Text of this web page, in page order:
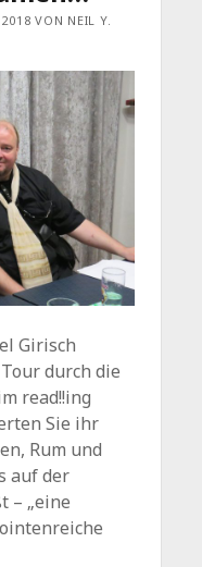
VON NEIL Y.
Girisch
durch die
read!!ing
Sie ihr
Rum und
auf der
– „eine